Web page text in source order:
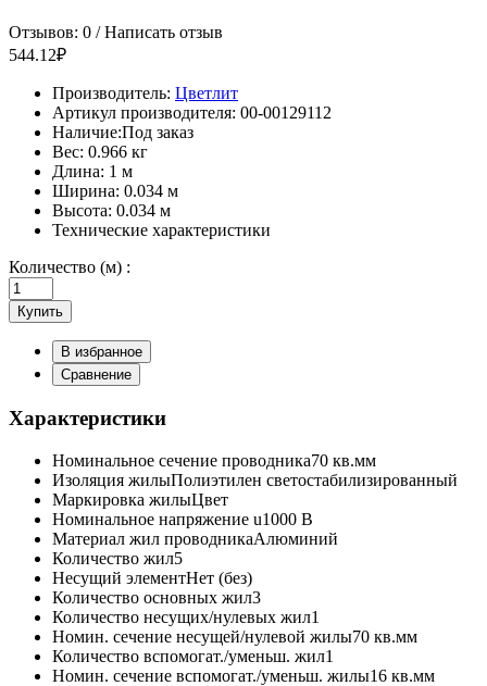
Отзывов: 0 /Написать отзыв
544.12₽
Производитель: Цветлит
Артикул производителя: 00-00129112
Наличие:Под заказ
Вес: 0.966 кг
Длина: 1 м
Ширина: 0.034 м
Высота: 0.034 м
Технические характеристики
Количество (м) :
Купить
В избранное
Сравнение
Характеристики
Номинальное сечение проводника70 кв.мм
Изоляция жилыПолиэтилен светостабилизированный
Маркировка жилыЦвет
Номинальное напряжение u1000 В
Материал жил проводникаАлюминий
Количество жил5
Несущий элементНет (без)
Количество основных жил3
Количество несущих/нулевых жил1
Номин. сечение несущей/нулевой жилы70 кв.мм
Количество вспомогат./уменьш. жил1
Номин. сечение вспомогат./уменьш. жилы16 кв.мм